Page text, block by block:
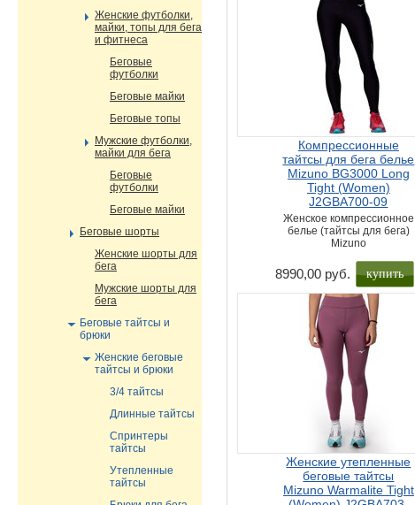
Компрессионные
тайтсы для бега белье
Mizuno BG3000 Long
Tight (Women)
J2GBA700-09
Женское компрессионное
белье (тайтсы для бега)
Mizuno
8990,00 руб. купить
Женские утепленные
беговые тайтсы
Mizuno Warmalite Tight
Женские футболки,
майки, топы для бега
и фитнеса
Беговые
футболки
Беговые майки
Беговые топы
Мужские футболки,
майки для бега
Беговые
футболки
Беговые майки
Беговые шорты
Женские шорты для
бега
Мужские шорты для
бега
Беговые тайтсы и
брюки
Женские беговые
тайтсы и брюки
3/4 тайтсы
Длинные тайтсы
Спринтеры
тайтсы
Утепленные
тайтсы